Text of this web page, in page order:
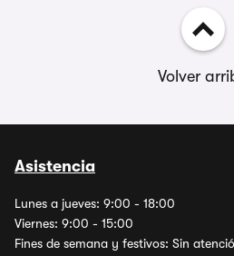
Volver
Asistencia
Lunes a jueves: 9:00 - 18:00
Viernes: 9:00 - 15:00
Fines de semana y festivos: Sin